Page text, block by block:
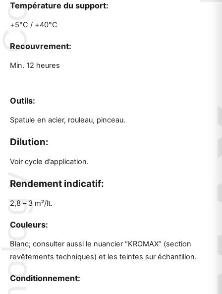
Température du support:
+5°C / +40°C
Recouvrement:
Min. 12 heures
Outils:
Spatule en acier, rouleau, pinceau.
Dilution:
Voir cycle d’application.
Rendement indicatif:
2,8 – 3 m²/lt.
Couleurs:
Blanc; consulter aussi le nuancier “KROMAX” (section
revêtements techniques) et les teintes sur échantillon.
Conditionnement: